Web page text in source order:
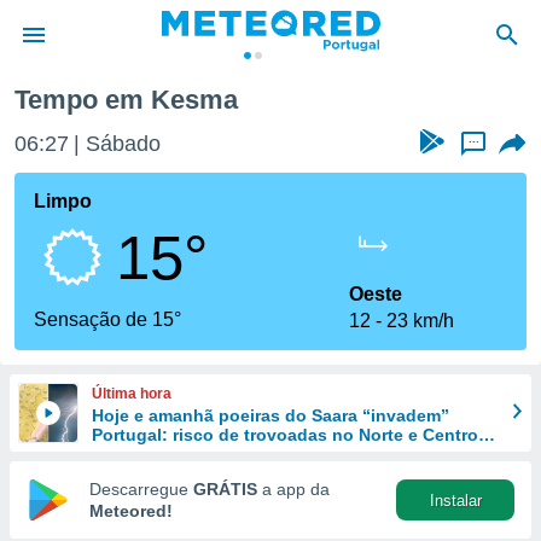
da
foi
fornecidas
a este
das
e
forma
digital
Tempo em Kesma
06:27 Sábado ...
Limpo
15°
Sensação de 15°
Oeste
12
23 km/h
Última hora
Hoje e amanhã poeiras do Saara “invadem”
Portugal: risco de trovoadas no Norte e Centro
Descarregue GRÁTIS a app da
Meteored!
Instalar